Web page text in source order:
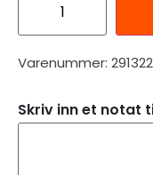
Varenummer:
Skriv inn et notat